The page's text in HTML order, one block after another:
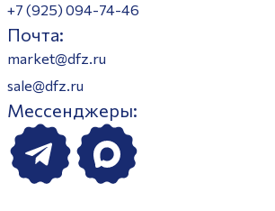
+7 (925) 094-74-46
Почта:
market@dfz.ru
sale@dfz.ru
Мессенджеры: